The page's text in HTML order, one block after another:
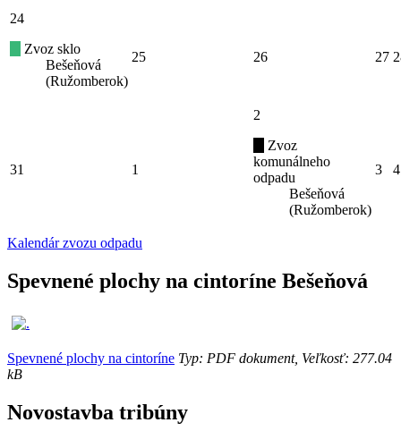
24
Zvoz sklo
Bešeňová
(Ružomberok)
25 26 27
31 1
2
Zvoz
komunálneho
odpadu
Bešeňová
(Ružomberok)
3 4
Kalendár zvozu odpadu
Spevnené plochy na cintoríne Bešeňová
Spevnené plochy na cintoríne Typ: PDF dokument, Veľkosť: 277.04
kB
Novostavba tribúny